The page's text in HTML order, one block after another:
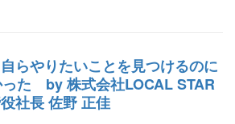
自らやりたいことを見つけるのに
った by 株式会社LOCAL STAR
社長 佐野 正佳